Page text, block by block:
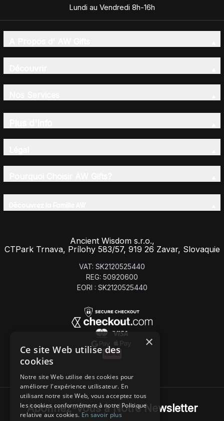
Lundi au Vendredi 8h-16h
Ancient Wisdom s.r.o.,
CTPark Trnava, Prílohy 583/57, 919 26 Zavar, Slovaquie
VAT: SK2120525440
REG: 50920600
EORI : SK2120525440
Abonnez-Vous à Notre Newsletter
×
Ce site Web utilise des
cookies
Notre site Web utilise des cookies pour
améliorer l'expérience utilisateur. En
utilisant notre site Web, vous acceptez tous
les cookies conformément à notre Politique
relative aux cookies.En savoir plus